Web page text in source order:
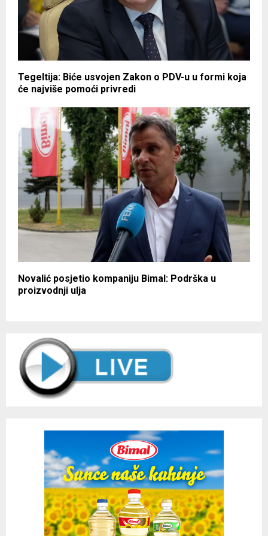
Tegeltija: Biće usvojen Zakon o PDV-u u formi koja
će najviše pomoći privredi
Novalić posjetio kompaniju Bimal: Podrška u
proizvodnji ulja